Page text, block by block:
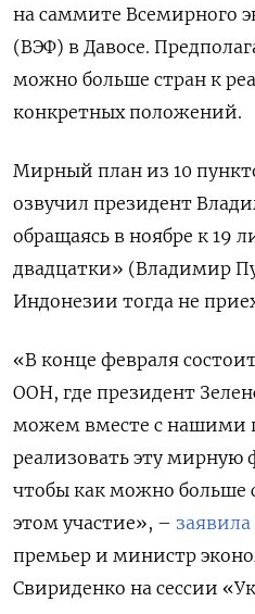
на саммите Всемирного
(ВЭФ) в Давосе.
можно больше стран к
конкретных положений.
Мирный план из 10
озвучил президент
обращаясь в ноябре к 19
двадцатки» (Владимир
Индонезии тогда не
«В конце февраля
ООН, где президент
можем вместе с нашими
реализовать эту
чтобы как можно больше
этом участие», – заявила
премьер и министр
Свириденко на сессии